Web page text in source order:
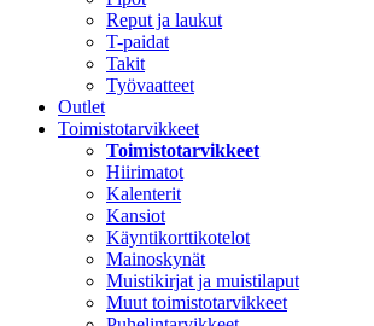
Reput ja laukut
T-paidat
Takit
Työvaatteet
Outlet
Toimistotarvikkeet
Toimistotarvikkeet
Hiirimatot
Kalenterit
Kansiot
Käyntikorttikotelot
Mainoskynät
Muistikirjat ja muistilaput
Muut toimistotarvikkeet